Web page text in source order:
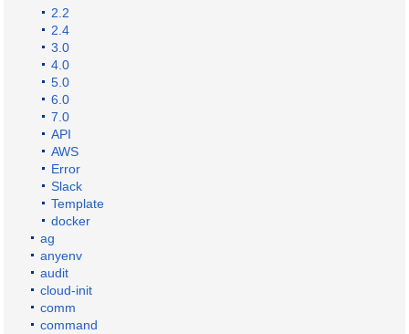
2.2
2.4
3.0
4.0
5.0
6.0
7.0
API
AWS
Error
Slack
Template
docker
ag
anyenv
audit
cloud-init
comm
command